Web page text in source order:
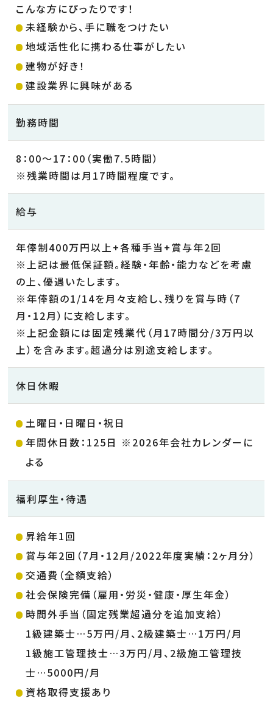
こんな方にぴったりです！
未経験から、手に職をつけたい
地域活性化に携わる仕事がしたい
建物が好き！
建設業界に興味がある
勤務時間
8：00～17：00（実働7.5時間）
※残業時間は月17時間程度です。
給与
年俸制400万円以上+各種手当+賞与年2回
※上記は最低保証額。経験・年齢・能力などを考慮
の上、優遇いたします。
※年俸額の1/14を月々支給し、残りを賞与時（7
月・12月）に支給します。
※上記金額には固定残業代（月17時間分/3万円以
上）を含みます。超過分は別途支給します。
休日休暇
土曜日・日曜日・祝日
年間休日数：125日 ※2026年会社カレンダーに
よる
福利厚生・待遇
昇給年1回
賞与年2回（7月・12月/2022年度実績：2ヶ月分）
交通費（全額支給）
社会保険完備（雇用・労災・健康・厚生年金）
時間外手当（固定残業超過分を追加支給）
1級建築士…5万円/月、2級建築士…1万円/月
1級施工管理技士…3万円/月、2級施工管理技
士…5000円/月
資格取得支援あり